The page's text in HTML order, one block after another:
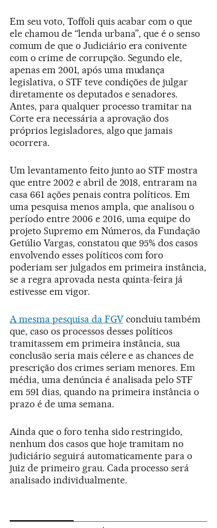
Em seu voto, Toffoli quis acabar com o que
ele chamou de “lenda urbana”, que é o senso
comum de que o Judiciário era conivente
com o crime de corrupção. Segundo ele,
apenas em 2001, após uma mudança
legislativa, o STF teve condições de julgar
diretamente os deputados e senadores.
Antes, para qualquer processo tramitar na
Corte era necessária a aprovação dos
próprios legisladores, algo que jamais
ocorrera.
Um levantamento feito junto ao STF mostra
que entre 2002 e abril de 2018, entraram na
casa 661 ações penais contra políticos. Em
uma pesquisa menos ampla, que analisou o
período entre 2006 e 2016, uma equipe do
projeto Supremo em Números, da Fundação
Getúlio Vargas, constatou que 95% dos casos
envolvendo esses políticos com foro
poderiam ser julgados em primeira instância,
se a regra aprovada nesta quinta-feira já
estivesse em vigor.
A mesma pesquisa da FGVconcluiu também
que, caso os processos desses políticos
tramitassem em primeira instância, sua
conclusão seria mais célere e as chances de
prescrição dos crimes seriam menores. Em
média, uma denúncia é analisada pelo STF
em 591 dias, quando na primeira instância o
prazo é de uma semana.
Ainda que o foro tenha sido restringido,
nenhum dos casos que hoje tramitam no
judiciário seguirá automaticamente para o
juiz de primeiro grau. Cada processo será
analisado individualmente.